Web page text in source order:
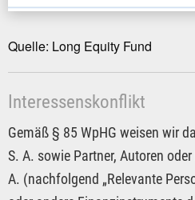
Quelle: Long Equity Fund
Interessenskonflikt
Gemäß § 85 WpHG weisen wir
S. A. sowie Partner, Autoren
A. (nachfolgend „Relevante